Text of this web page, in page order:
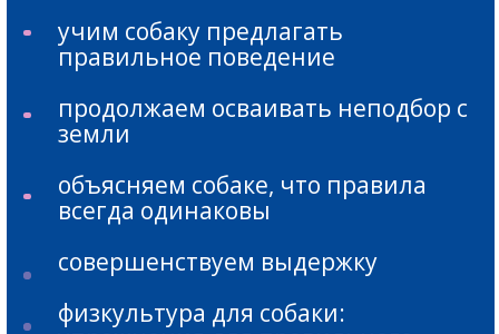
с собакой в быту и в спорте
если у вас нет проблем
с собакой и вы не хотите с ними
столкнуться в будущем
А ТАКЖЕ: